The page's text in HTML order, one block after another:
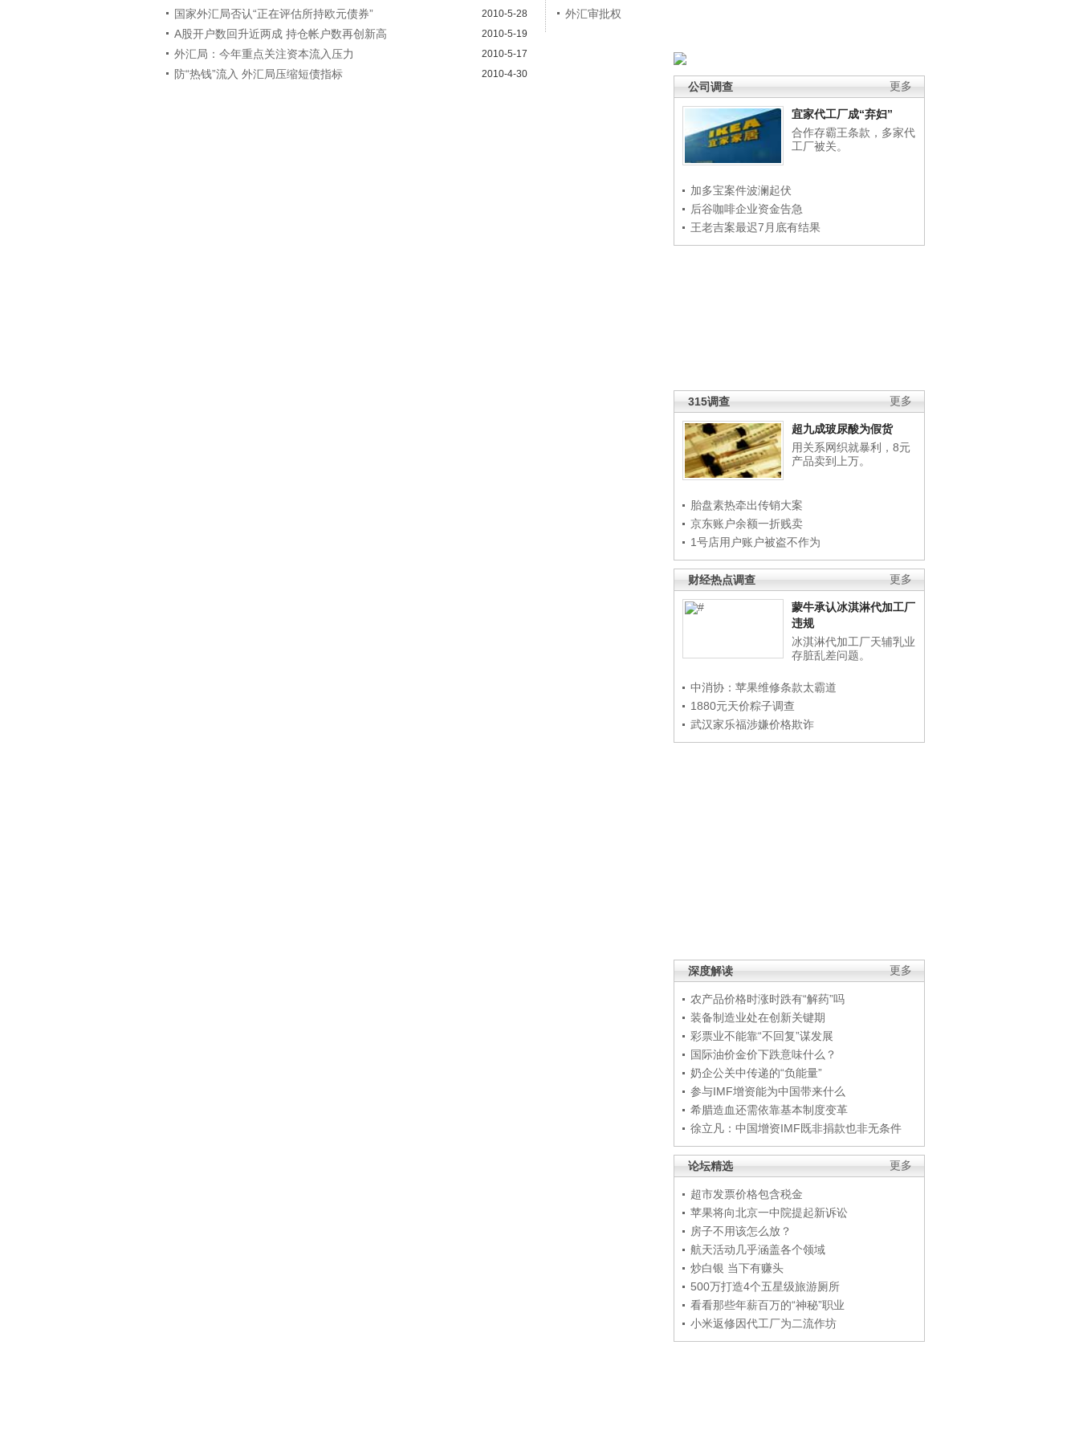
更多
公司调查
宜家代工厂成“弃妇”
合作存霸王条款，多家代
工厂被关。
加多宝案件波澜起伏
后谷咖啡企业资金告急
王老吉案最迟7月底有结果
更多
315调查
超九成玻尿酸为假货
用关系网织就暴利，8元
产品卖到上万。
胎盘素热牵出传销大案
京东账户余额一折贱卖
1号店用户账户被盗不作为
更多
财经热点调查
蒙牛承认冰淇淋代加工厂
违规
冰淇淋代加工厂天辅乳业
存脏乱差问题。
中消协：苹果维修条款太霸道
1880元天价粽子调查
武汉家乐福涉嫌价格欺诈
更多
深度解读
农产品价格时涨时跌有“解药”吗
装备制造业处在创新关键期
彩票业不能靠“不回复”谋发展
国际油价金价下跌意味什么？
奶企公关中传递的“负能量”
参与IMF增资能为中国带来什么
希腊造血还需依靠基本制度变革
徐立凡：中国增资IMF既非捐款也非无条件
更多
论坛精选
超市发票价格包含税金
苹果将向北京一中院提起新诉讼
房子不用该怎么放？
航天活动几乎涵盖各个领域
炒白银 当下有赚头
500万打造4个五星级旅游厕所
看看那些年薪百万的“神秘”职业
小米返修因代工厂为二流作坊
国家外汇局否认“正在评估所持欧元债券” 2010-5-28
A股开户数回升近两成 持仓帐户数再创新高 2010-5-19
外汇局：今年重点关注资本流入压力 2010-5-17
防“热钱”流入 外汇局压缩短债指标 2010-4-30
外汇审批权